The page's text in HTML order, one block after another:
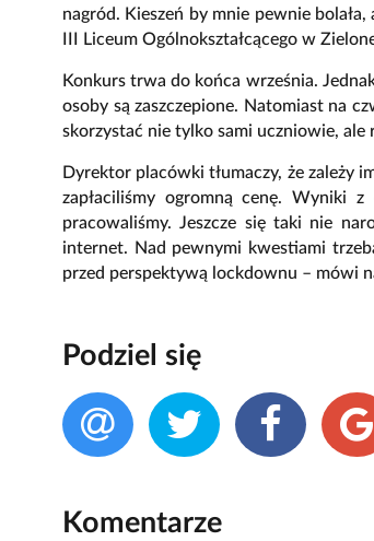
nagród. Kieszeń by mnie pewnie
III Liceum Ogólnokształcącego w
Konkurs trwa do końca września.
osoby są zaszczepione. Natomiast na
skorzystać nie tylko sami uczniowie, ale
Dyrektor placówki tłumaczy, że zależy
zapłaciliśmy ogromną cenę. Wyniki
pracowaliśmy. Jeszcze się taki nie
internet. Nad pewnymi kwestiami
przed perspektywą lockdownu – mówi
Podziel się
Komentarze